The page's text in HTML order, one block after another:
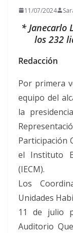
11/07/2024
* Janecarlo
los 232
Redacción
Por primera
equipo del
la
Participación
el Instituto
(IECM).
Los
Unidades
11 de julio
Auditorio